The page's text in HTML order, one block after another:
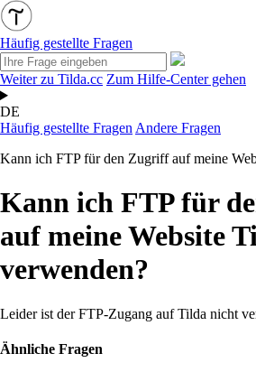
Häufig gestellte Fragen
Weiter zu Tilda.cc Zum Hilfe-Center gehen
DE
Häufig gestellte Fragen Andere Fragen
Kann ich FTP für den Zugriff auf meine
Kann ich FTP für
auf meine Website
verwenden?
Leider ist der FTP-Zugang auf Tilda nicht
Ähnliche Fragen